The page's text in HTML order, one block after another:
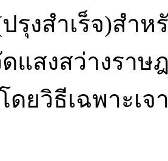
รุงสำเร็จ)สำ
แสงสว่างราษ
ยวิธีเฉพาะเจ